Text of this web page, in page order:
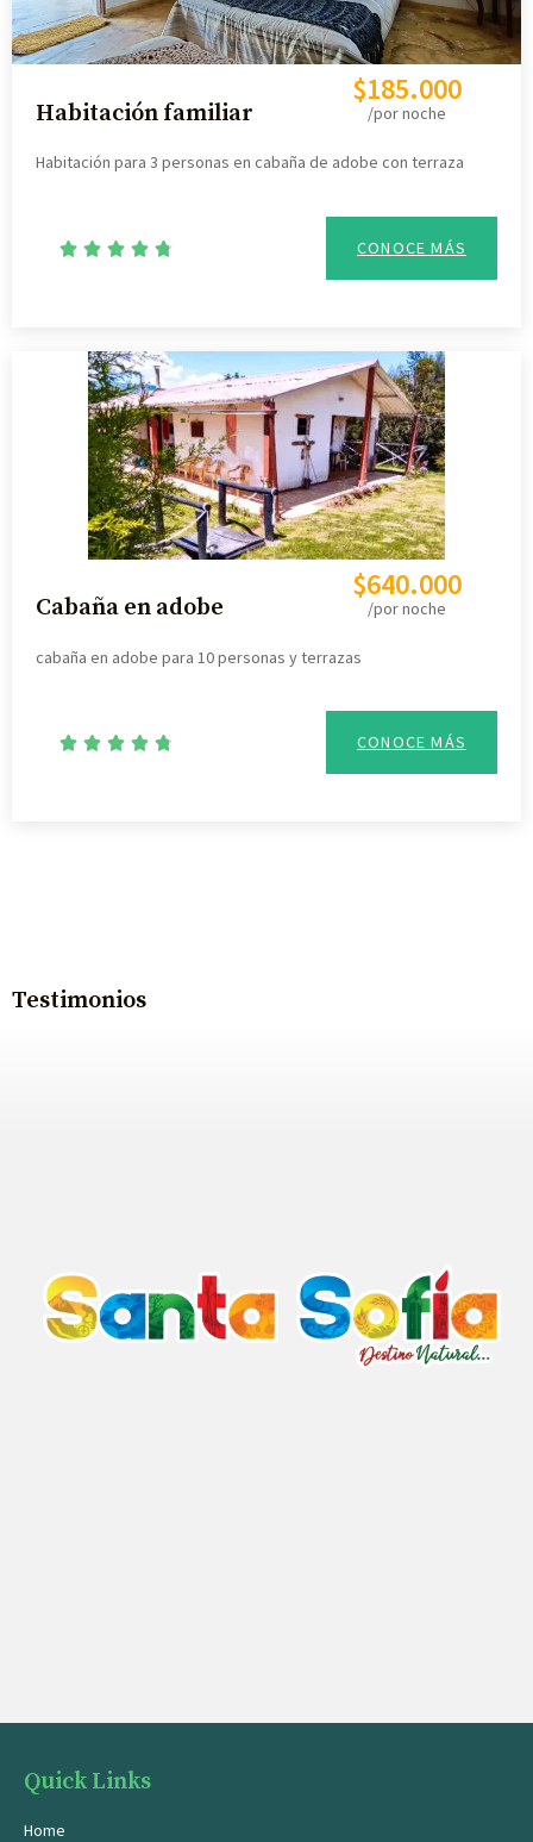
Habitación familiar
$185.000
/por noche
Habitación para 3 personas en cabaña de adobe con terraza
     CONOCE MÁS
Cabaña en adobe
$640.000
/por noche
cabaña en adobe para 10 personas y terrazas
     CONOCE MÁS
Testimonios
Quick Links
Home